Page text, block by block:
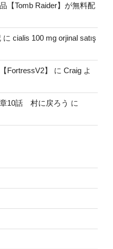
【Tomb Raider】が無料配
に cialis 100 mg orjinal satış
FortressV2】 に Craig よ
10話 村に戻ろう に